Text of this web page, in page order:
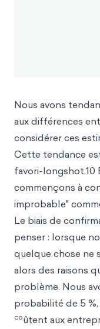
Nous avons
aux différences
considérer ces
Cette tendance
favori-longshot.10
commençons à
improbable"
Le biais de
penser : lorsque
quelque chose ne
alors des raisons
problème. Nous
probabilité de 5
coûtent aux